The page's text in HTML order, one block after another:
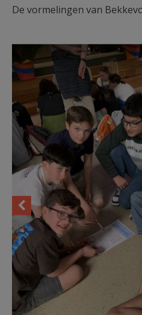
De vormelingen van